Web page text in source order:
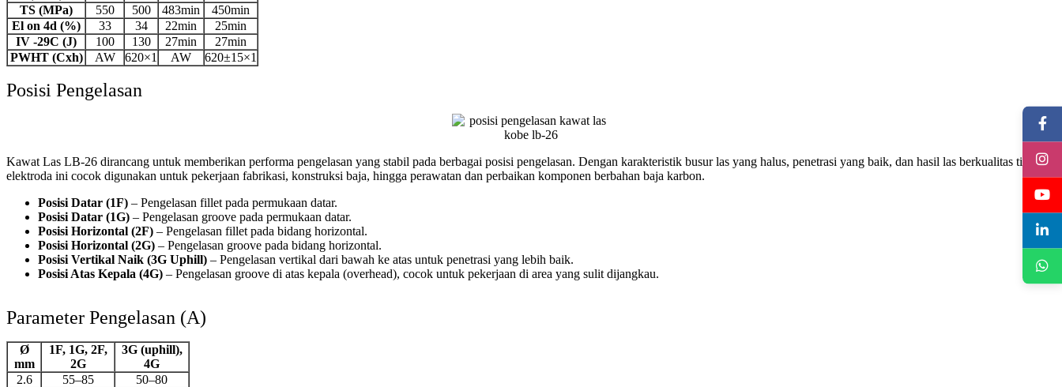
TS (MPa)
550 500 483min
450min
El on 4d (%)
33 34 22min
25min
IV -29C (J)
100 130 27min
27min
PWHT (Cxh)
AW 620×1 AW 620±15×1
Posisi Pengelasan
Kawat Las LB-26 dirancang untuk memberikan performa pengelasan yang stabil pada berbagai posisi pengelasan. Dengan karakteristik busur las yang halus, penetrasi yang baik, dan hasil las berkualitas tinggi,
elektroda ini cocok digunakan untuk pekerjaan fabrikasi, konstruksi baja, hingga perawatan dan perbaikan komponen berbahan baja karbon.
Posisi Datar (1F) – Pengelasan fillet pada permukaan datar.
Posisi Datar (1G) – Pengelasan groove pada permukaan datar.
Posisi Horizontal (2F) – Pengelasan fillet pada bidang horizontal.
Posisi Horizontal (2G) – Pengelasan groove pada bidang horizontal.
Posisi Vertikal Naik (3G Uphill) – Pengelasan vertikal dari bawah ke atas untuk penetrasi yang lebih baik.
Posisi Atas Kepala (4G) – Pengelasan groove di atas kepala (overhead), cocok untuk pekerjaan di area yang sulit dijangkau.
Parameter Pengelasan (A)
Ø
mm
1F, 1G, 2F,
2G
3G (uphill),
4G
2.6
55–85
50–80